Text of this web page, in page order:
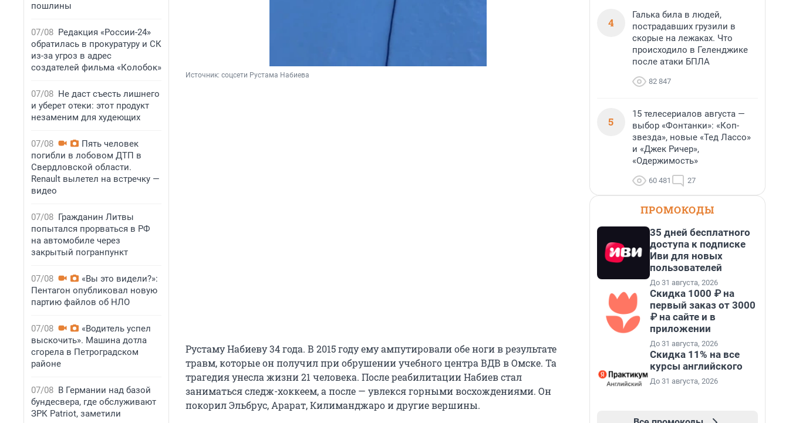
пошлины
07/08 Редакция «России-24»
обратилась в прокуратуру и СК
из-за угроз в адрес
создателей фильма «Колобок»
07/08 Не даст съесть лишнего
и уберет отеки: этот продукт
незаменим для худеющих
07/08
Пять человек
погибли в лобовом ДТП в
Свердловской области.
Renault вылетел на встречку —
видео
07/08 Гражданин Литвы
попытался прорваться в РФ
на автомобиле через
закрытый погранпункт
07/08
«Вы это видели?»:
Пентагон опубликовал новую
партию файлов об НЛО
07/08
«Водитель успел
выскочить». Машина дотла
сгорела в Петроградском
районе
07/08 В Германии над базой
бундесвера, где обслуживают
ЗРК Patriot, заметили
Источник: соцсети Рустама Набиева
Рустаму Набиеву 34 года. В 2015 году ему ампутировали обе ноги в результате
травм, которые он получил при обрушении учебного центра ВДВ в Омске. Та
трагедия унесла жизни 21 человека. После реабилитации Набиев стал
заниматься следж-хоккеем, а после — увлекся горными восхождениями. Он
покорил Эльбрус, Арарат, Килиманджаро и другие вершины.
4
Галька била в людей,
пострадавших грузили в
скорые на лежаках. Что
происходило в Геленджике
после атаки БПЛА
82 847
5
15 телесериалов августа —
выбор «Фонтанки»: «Коп-
звезда», новые «Тед Лассо»
и «Джек Ричер»,
«Одержимость»
60 481 27
ПРОМОКОДЫ
35 дней бесплатного
доступа к подписке
Иви для новых
пользователей
До 31 августа, 2026
Скидка 1000 ₽ на
первый заказ от 3000
₽ на сайте и в
приложении
До 31 августа, 2026
Скидка 11% на все
курсы английского
До 31 августа, 2026